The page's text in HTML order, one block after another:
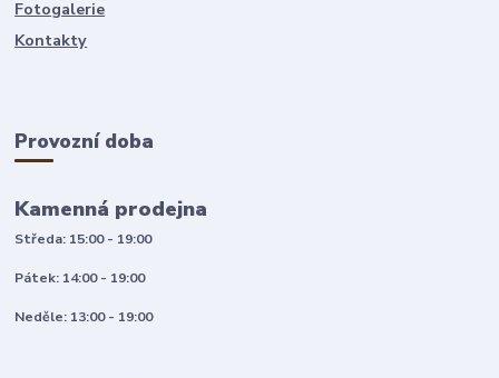
Fotogalerie
Kontakty
Provozní doba
Kamenná prodejna
Středa: 15:00 - 19:00
Pátek: 14:00 - 19:00
Neděle: 13:00 - 19:00